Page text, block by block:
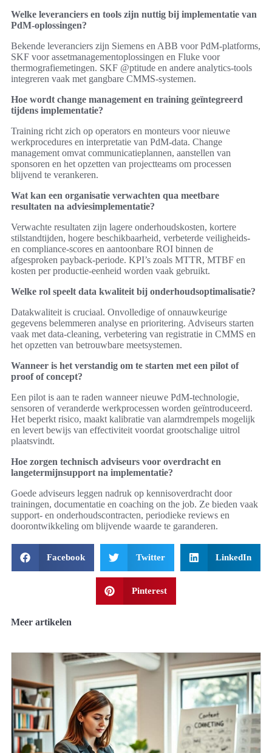
Welke leveranciers en tools zijn nuttig bij implementatie van
PdM-oplossingen?
Bekende leveranciers zijn Siemens en ABB voor PdM-platforms,
SKF voor assetmanagementoplossingen en Fluke voor
thermografiemetingen. SKF @ptitude en andere analytics-tools
integreren vaak met gangbare CMMS-systemen.
Hoe wordt change management en training geïntegreerd
tijdens implementatie?
Training richt zich op operators en monteurs voor nieuwe
werkprocedures en interpretatie van PdM-data. Change
management omvat communicatieplannen, aanstellen van
sponsoren en het opzetten van projectteams om processen
blijvend te verankeren.
Wat kan een organisatie verwachten qua meetbare
resultaten na adviesimplementatie?
Verwachte resultaten zijn lagere onderhoudskosten, kortere
stilstandtijden, hogere beschikbaarheid, verbeterde veiligheids-
en compliance-scores en aantoonbare ROI binnen de
afgesproken payback-periode. KPI’s zoals MTTR, MTBF en
kosten per productie-eenheid worden vaak gebruikt.
Welke rol speelt data kwaliteit bij onderhoudsoptimalisatie?
Datakwaliteit is cruciaal. Onvolledige of onnauwkeurige
gegevens belemmeren analyse en prioritering. Adviseurs starten
vaak met data-cleaning, verbetering van registratie in CMMS en
het opzetten van betrouwbare meetsystemen.
Wanneer is het verstandig om te starten met een pilot of
proof of concept?
Een pilot is aan te raden wanneer nieuwe PdM-technologie,
sensoren of veranderde werkprocessen worden geïntroduceerd.
Het beperkt risico, maakt kalibratie van alarmdrempels mogelijk
en levert bewijs van effectiviteit voordat grootschalige uitrol
plaatsvindt.
Hoe zorgen technisch adviseurs voor overdracht en
langetermijnsupport na implementatie?
Goede adviseurs leggen nadruk op kennisoverdracht door
trainingen, documentatie en coaching on the job. Ze bieden vaak
support- en onderhoudscontracten, periodieke reviews en
doorontwikkeling om blijvende waarde te garanderen.
Facebook Twitter LinkedIn
Pinterest
Meer artikelen